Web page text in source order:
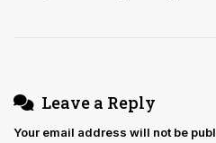
Leave a Reply
Your email address will not be